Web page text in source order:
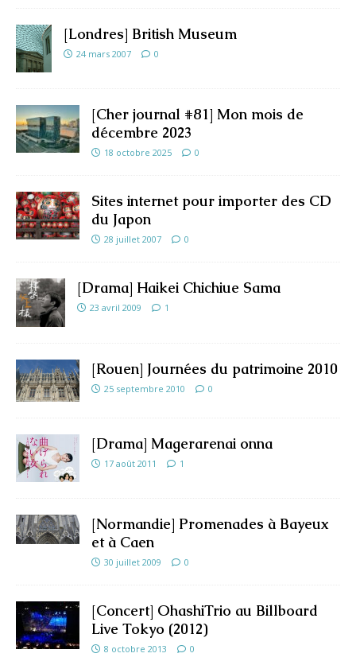
[Londres] British Museum
24 mars 2007 0
[Cher journal #81] Mon mois de
décembre 2023
18 octobre 2025 0
Sites internet pour importer des CD
du Japon
28 juillet 2007 0
[Drama] Haikei Chichiue Sama
23 avril 2009 1
[Rouen] Journées du patrimoine 2010
25 septembre 2010 0
[Drama] Magerarenai onna
17 août 2011 1
[Normandie] Promenades à Bayeux
et à Caen
30 juillet 2009 0
[Concert] OhashiTrio au Billboard
Live Tokyo (2012)
8 octobre 2013 0